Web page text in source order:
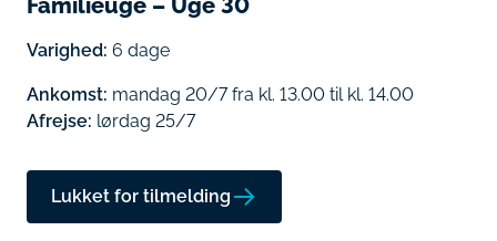
Familieuge – Uge 30
Varighed: 6 dage
Ankomst: mandag 20/7 fra kl. 13.00 til kl. 14.00
Afrejse: lørdag 25/7
Lukket for tilmelding